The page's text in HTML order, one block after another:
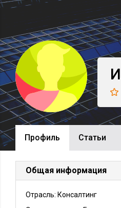
Профиль Cтатьи
Общая информация
Отрасль: Консалтинг